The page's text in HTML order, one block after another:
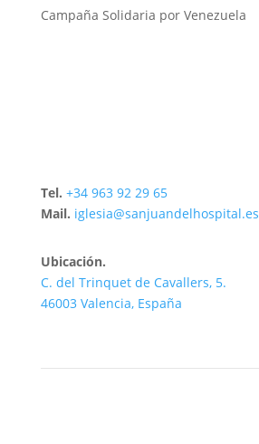
Campaña Solidaria por Venezuela
Tel. +34 963 92 29 65
Mail. iglesia@sanjuandelhospital.es
Ubicación.
C. del Trinquet de Cavallers, 5.
46003 Valencia, España